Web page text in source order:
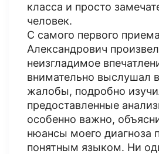
класса и просто
человек.
С самого первого
Александрович
неизгладимое
внимательно выслушал
жалобы, подробно
предоставленные
особенно важно,
нюансы моего диагноза
понятным языком. Ни